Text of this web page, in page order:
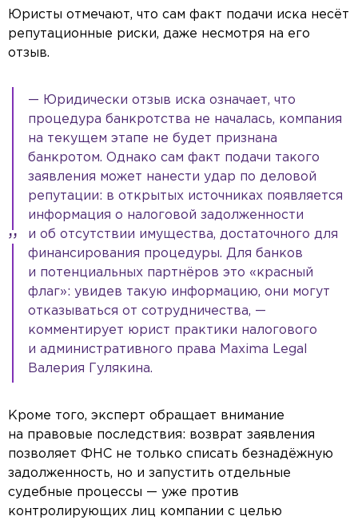
Юристы отмечают, что сам факт подачи иска несёт
репутационные риски, даже несмотря на его
отзыв.
— Юридически отзыв иска означает, что
процедура банкротства не началась, компания
на текущем этапе не будет признана
банкротом. Однако сам факт подачи такого
заявления может нанести удар по деловой
репутации: в открытых источниках появляется
информация о налоговой задолженности
и об отсутствии имущества, достаточного для
финансирования процедуры. Для банков
и потенциальных партнёров это «красный
флаг»: увидев такую информацию, они могут
отказываться от сотрудничества, —
комментирует юрист практики налогового
и административного права Maxima Legal
Валерия Гулякина.
Кроме того, эксперт обращает внимание
на правовые последствия: возврат заявления
позволяет ФНС не только списать безнадёжную
задолженность, но и запустить отдельные
судебные процессы — уже против
контролирующих лиц компании с целью